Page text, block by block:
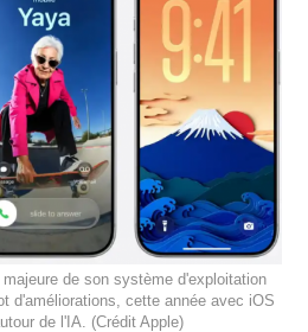
de son système d'exploitation
d'améliorations, cette année avec iOS
de l'IA. (Crédit Apple)